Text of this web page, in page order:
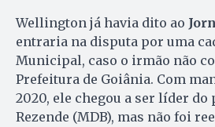
Wellington já havia dito ao
entraria na disputa por uma
Municipal, caso o irmão não
Prefeitura de Goiânia. Com
2020, ele chegou a ser líder
Rezende (MDB), mas não foi